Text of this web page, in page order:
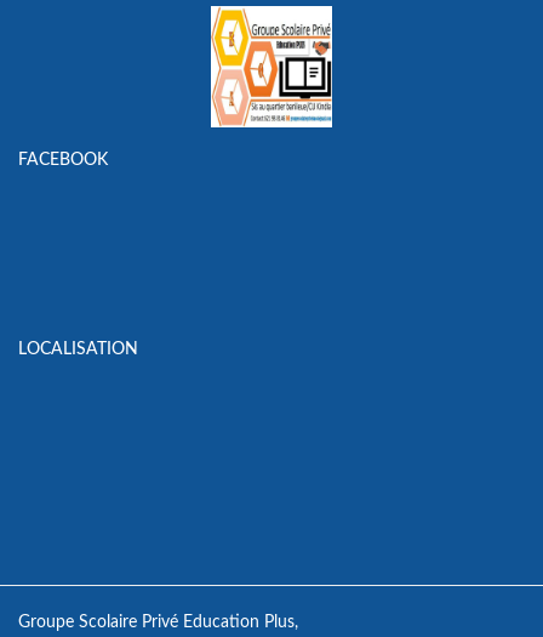
FACEBOOK
LOCALISATION
Groupe Scolaire Privé Education Plus,